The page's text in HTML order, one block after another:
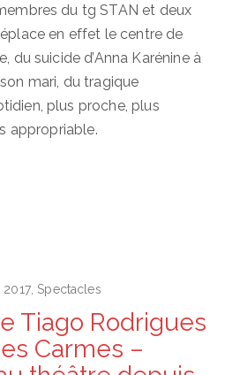
du tg STAN et deux
en effet le centre de
du suicide d’Anna Karénine à
mari, du tragique
plus proche, plus
appropriable.
, Spectacles
Tiago Rodrigues
Carmes –